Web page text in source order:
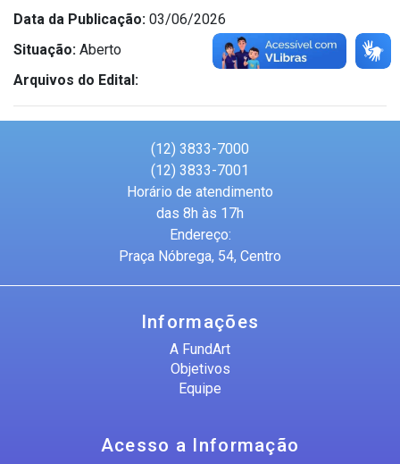
Data da Publicação: 03/06/2026
Situação: Aberto
Arquivos do Edital:
(12) 3833-7000
(12) 3833-7001
Horário de atendimento
das 8h às 17h
Endereço:
Praça Nóbrega, 54, Centro
Informações
A FundArt
Objetivos
Equipe
Acesso a Informação